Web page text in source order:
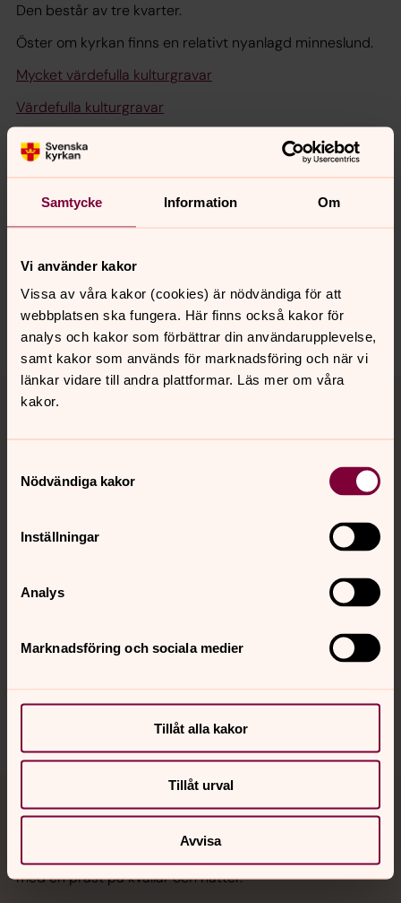
Samtycke Information Om
Vi använder kakor
Vissa av våra kakor (cookies) är nödvändiga för att
webbplatsen ska fungera. Här finns också kakor för
analys och kakor som förbättrar din användarupplevelse,
samt kakor som används för marknadsföring och när vi
länkar vidare till andra plattformar. Läs mer om våra
kakor.
Nödvändiga kakor
Inställningar
Analys
Marknadsföring och sociala medier
Tillåt alla kakor
Tillåt urval
Avvisa
Den består av tre kvarter.
Öster om kyrkan finns en relativt nyanlagd minneslund.
Mycket värdefulla kulturgravar
Värdefulla kulturgravar
Kulturhistorisk vård- och underhållsplan
Senast ändrad 20 september 2023
innehåll?
ulricehamn.pastorat@svenskakyrkan.se
Dela
Tillbaka till toppen
Tillbaka till innehållet
Kontakt
Kalender
Jourhavande präst
med en präst på kvällar och nätter.